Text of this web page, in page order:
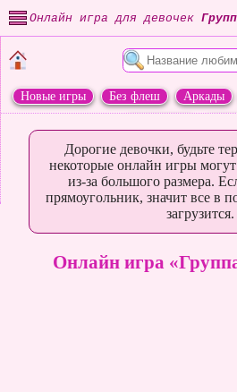
Онлайн игра для девочек
Новые игры Без флеш Аркады
Дорогие девочки, будьте
некоторые онлайн игры могут
из-за большого размера.
прямоугольник, значит все в
загрузится.
Онлайн игра